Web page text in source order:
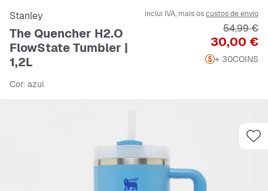
Stanley
The Quencher H2.O
FlowState Tumbler |
1,2L
inclui IVA, mais oscustos de envio
Preço
30,00 €
Preço
54,99 €
+ 30COINS
Cor: azul